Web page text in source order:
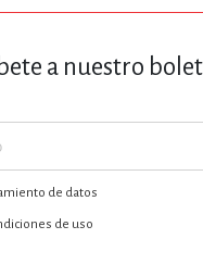
a nuestro
de datos
de uso